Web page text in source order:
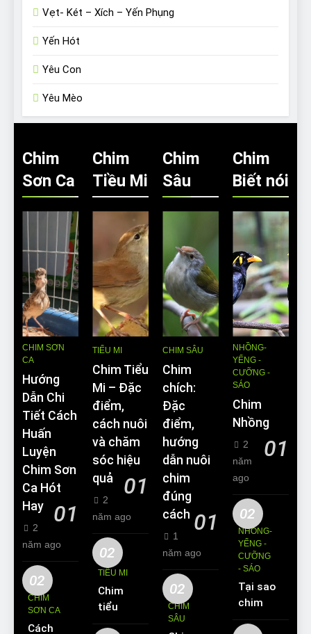
Vẹt- Két – Xích – Yến Phụng
Yến Hót
Yêu Con
Yêu Mèo
Chim
Sơn Ca
CHIM SƠN
CA
Hướng
Dẫn Chi
Tiết Cách
Huấn
Luyện
Chim Sơn
Ca Hót
Hay
01
2
năm ago
02
CHIM
SƠN CA
Cách
Chim
Tiều Mi
TIỂU MI
Chim Tiểu
Mi – Đặc
điểm,
cách nuôi
và chăm
sóc hiệu
quả
01
2
năm ago
02
TIỂU MI
Chim
tiểu mi
ăn gì?
Chim
Sâu
CHIM SÂU
Chim
chích:
Đặc
điểm,
hướng
dẫn nuôi
chim
đúng
cách 01
1
năm ago
02
CHIM
SÂU
Chim
Biết nói
NHỒNG-
YỂNG -
CƯỠNG -
SÁO
Chim
Nhồng
01
2
năm
ago
02
NHỒNG-
YỂNG -
CƯỠNG
- SÁO
Tại sao
chim
Sáo lại